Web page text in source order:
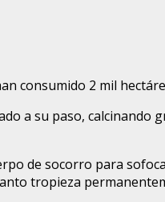
consumido 2 mil
a su paso,
de socorro para
tropieza